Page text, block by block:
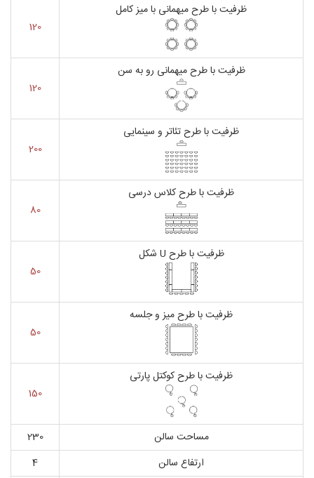
ظرفیت با طرح میهمانی با میز کامل
120
ظرفیت با طرح میهمانی رو به سن
120
ظرفیت با طرح تئاتر و سینمایی
200
ظرفیت با طرح کلاس درسی
80
ظرفیت با طرح U شکل
50
ظرفیت با طرح میز و جلسه
50
ظرفیت با طرح کوکتل پارتی
150
مساحت سالن
230
ارتفاع سالن
4